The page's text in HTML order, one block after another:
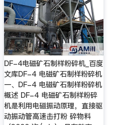
DF-4电磁矿石制样粉碎机_百度
文库DF-4 电磁矿石制样粉碎机
一、DF-4 电磁矿石制样粉碎机
概述 DF-4 电磁矿石制样粉碎
机是利用电磁振动原理，直接驱
动振动管高速击打粉 碎物料